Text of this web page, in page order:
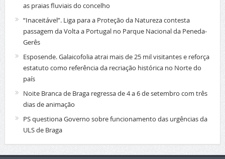
as praias fluviais do concelho
“Inaceitável”. Liga para a Proteção da Natureza contesta
passagem da Volta a Portugal no Parque Nacional da Peneda-
Gerês
Esposende. Galaicofolia atrai mais de 25 mil visitantes e reforça
estatuto como referência da recriação histórica no Norte do
país
Noite Branca de Braga regressa de 4 a 6 de setembro com três
dias de animação
PS questiona Governo sobre funcionamento das urgências da
ULS de Braga